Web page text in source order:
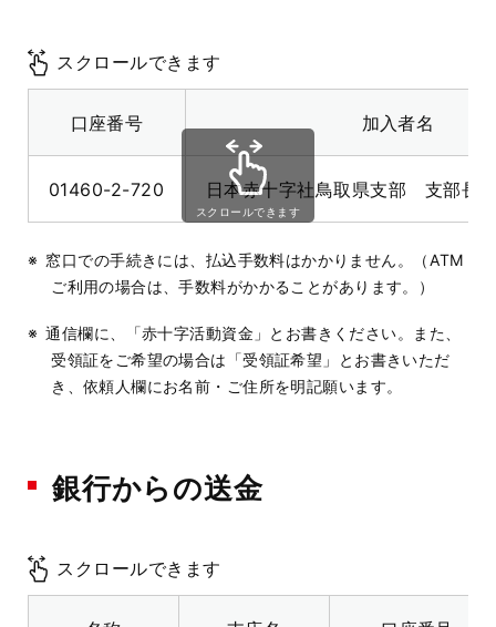
口座番号 加入者名
01460-2-720 日本赤十字社鳥取県支部 支部
スクロールできます
スクロールできます
窓口での手続きには、払込手数料はかかりません。（ATM
ご利用の場合は、手数料がかかることがあります。）
通信欄に、「赤十字活動資金」とお書きください。また、
受領証をご希望の場合は「受領証希望」とお書きいただ
き、依頼人欄にお名前・ご住所を明記願います。
銀行からの送金
スクロールできます